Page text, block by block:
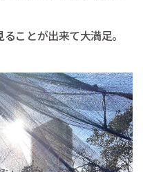
ことが出来て大満足。